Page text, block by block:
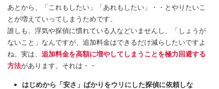
あとから、「これもしたい」「あれもしたい」・・とやりたいこ
とが増えていってしまうためです。
誰しも、浮気や探偵に慣れている人などいませんし、「しょうが
ないこと」なんですが、追加料金はできるだけ減らしたいですよ
ね。実は、 追加料金を高額に増やしてしまうことを極力回避する
方法があります。それは・・
はじめから「安さ」ばかりをウリにした探偵に依頼しな